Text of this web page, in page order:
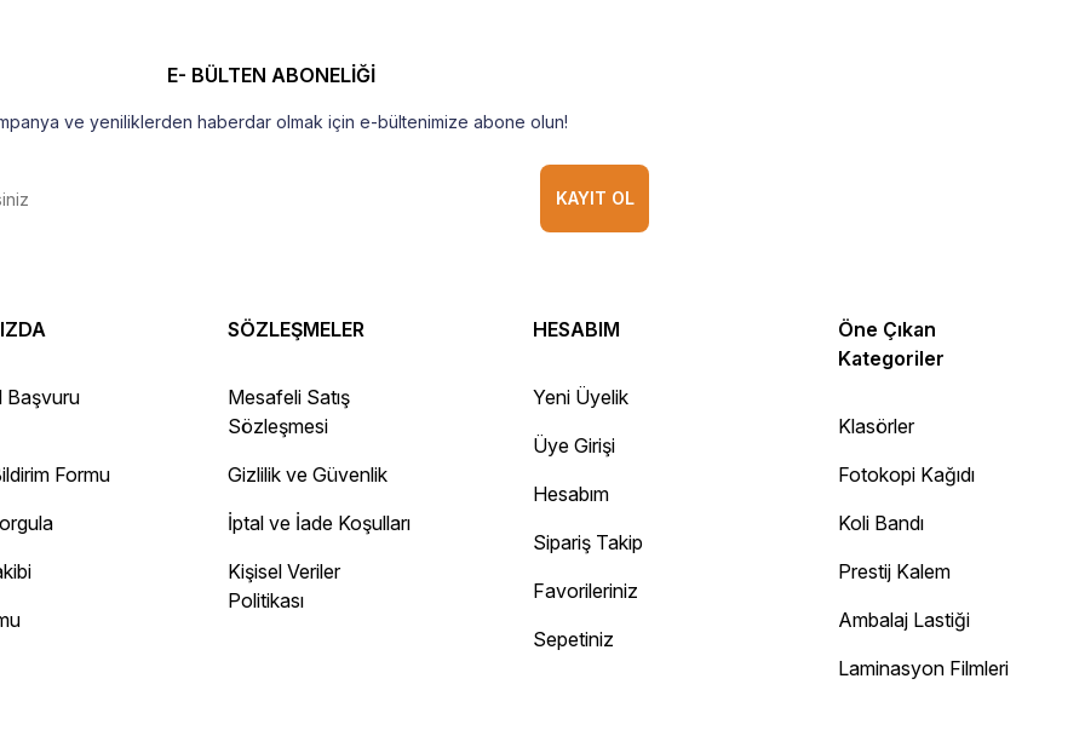
site
E- BÜLTEN ABONELİĞİ
ve yeniliklerden haberdar olmak için e-bültenimize abone olun!
KAYIT OL
Başvuru
Formu
SÖZLEŞMELER
Mesafeli Satış
Sözleşmesi
Gizlilik ve Güvenlik
İptal ve İade Koşulları
Kişisel Veriler
Politikası
HESABIM
Yeni Üyelik
Üye Girişi
Hesabım
Sipariş Takip
Favorileriniz
Sepetiniz
Öne Çıkan
Kategoriler
Klasörler
Fotokopi Kağıdı
Koli Bandı
Prestij Kalem
Ambalaj Lastiği
Laminasyon Filmleri